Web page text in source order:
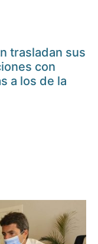
trasladan sus
con
a los de la